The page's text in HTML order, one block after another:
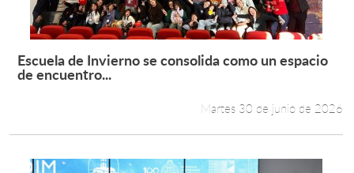
Leer más +
Escuela de Invierno se consolida como un espacio
de encuentro...
Martes 30 de junio de 2026